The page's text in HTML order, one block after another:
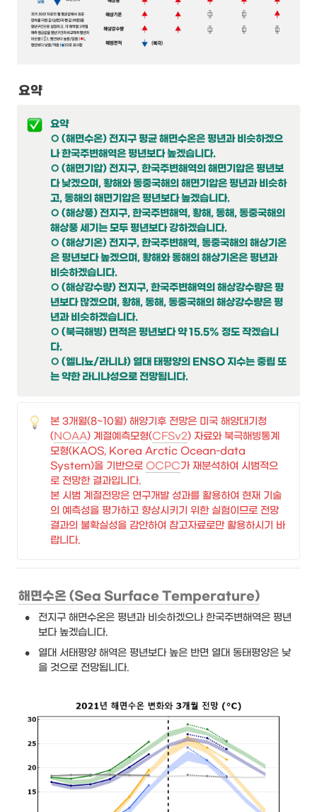
요약
요약
○ (해면수온) 전지구 평균 해면수온은 평년과 비슷하겠으
나 한국주변해역은 평년보다 높겠습니다.
○ (해면기압) 전지구, 한국주변해역의 해면기압은 평년보
다 낮겠으며, 황해와 동중국해의 해면기압은 평년과 비슷하
고, 동해의 해면기압은 평년보다 높겠습니다.
○ (해상풍) 전지구, 한국주변해역, 황해, 동해, 동중국해의
해상풍 세기는 모두 평년보다 강하겠습니다.
○ (해상기온) 전지구, 한국주변해역, 동중국해의 해상기온
은 평년보다 높겠으며, 황해와 동해의 해상기온은 평년과
비슷하겠습니다.
○ (해상강수량) 전지구, 한국주변해역의 해상강수량은 평
년보다 많겠으며, 황해, 동해, 동중국해의 해상강수량은 평
년과 비슷하겠습니다.
○ (북극해빙) 면적은 평년보다 약 15.5% 정도 작겠습니
다.
○ (엘니뇨/라니냐) 열대 태평양의 ENSO 지수는 중립 또
는 약한 라니냐성으로 전망됩니다.
본 3개월(8~10월) 해양기후 전망은 미국 해양대기청
(NOAA) 계절예측모형(CFSv2) 자료와 북극해빙통계
모형(KAOS, Korea Arctic Ocean-data
System)을 기반으로 OCPC가 재분석하여 시범적으
로 전망한 결과입니다.
본 시범 계절전망은 연구개발 성과를 활용하여 현재 기술
의 예측성을 평가하고 향상시키기 위한 실험이므로 전망
결과의 불확실성을 감안하여 참고자료로만 활용하시기 바
랍니다.
해면수온 (Sea Surface Temperature)
•
전지구 해면수온은 평년과 비슷하겠으나 한국주변해역은 평년
보다 높겠습니다.
• 열대 서태평양 해역은 평년보다 높은 반면 열대 동태평양은 낮
을 것으로 전망됩니다.